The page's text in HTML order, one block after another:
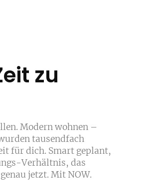
zu
Modern wohnen –
tausendfach
für dich. Smart geplant,
Verhältnis, das
jetzt. Mit NOW.